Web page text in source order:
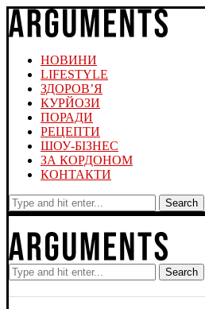
НОВИНИ
LIFESTYLE
ЗДОРОВ’Я
КУРЙОЗИ
ПОРАДИ
РЕЦЕПТИ
ШОУ-БІЗНЕС
ЗА КОРДОНОМ
КОНТАКТИ
Search
Search